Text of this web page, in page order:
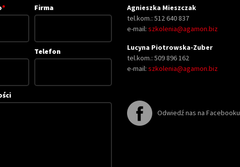
* Firma
Telefon
Agnieszka Mieszczak
tel.kom.: 512 640 837
e-mail: szkolenia@agamon.biz
Lucyna Piotrowska-Zuber
tel.kom.: 509 896 162
e-mail: szkolenia@agamon.biz
Odwiedź nas na Facebooku